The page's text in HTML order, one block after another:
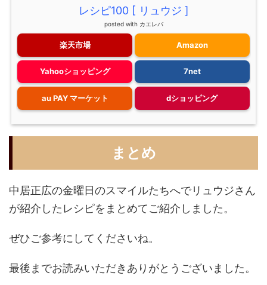
レシピ100 [ リュウジ ]
posted with カエレバ
楽天市場 Amazon
Yahooショッピング 7net
au PAY マーケット dショッピング
まとめ
中居正広の金曜日のスマイルたちへでリュウジさん
が紹介したレシピをまとめてご紹介しました。
ぜひご参考にしてくださいね。
最後までお読みいただきありがとうございました。